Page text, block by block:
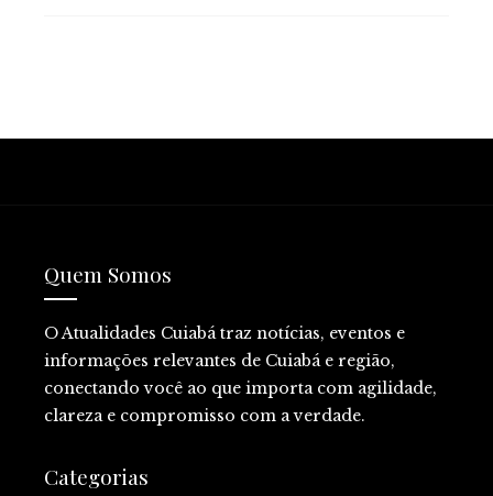
Quem Somos
O Atualidades Cuiabá traz notícias, eventos e
informações relevantes de Cuiabá e região,
conectando você ao que importa com agilidade,
clareza e compromisso com a verdade.
Categorias